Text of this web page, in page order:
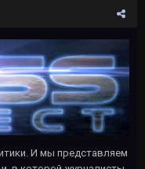
И мы представляем